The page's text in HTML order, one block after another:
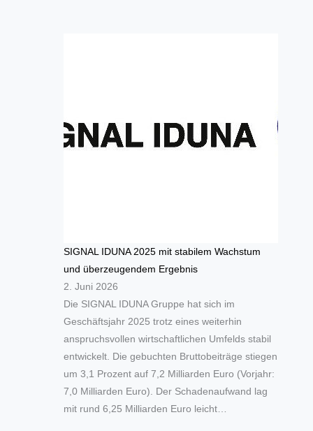
SIGNAL IDUNA 2025 mit stabilem Wachstum
und überzeugendem Ergebnis
2. Juni 2026
Die SIGNAL IDUNA Gruppe hat sich im
Geschäftsjahr 2025 trotz eines weiterhin
anspruchsvollen wirtschaftlichen Umfelds stabil
entwickelt. Die gebuchten Bruttobeiträge stiegen
um 3,1 Prozent auf 7,2 Milliarden Euro (Vorjahr:
7,0 Milliarden Euro). Der Schadenaufwand lag
mit rund 6,25 Milliarden Euro leicht…